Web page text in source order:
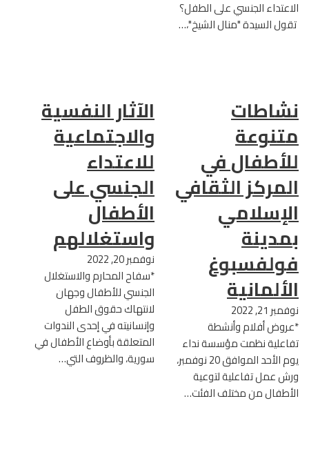
الاعتداء الجنسي على الطفل؟
تقول السيدة "منال الشيخ"،…
نشاطات
متنوعة
للأطفال في
المركز الثقافي
الإسلامي
بمدينة
فولفسبوغ
الألمانية
نوفمبر 21, 2022
*عروض أفلام وأنشطة
تفاعلية نظمت مؤسسة نداء
يوم الأحد الموافق 20 نوفمبر،
ورش عمل تفاعلية لتوعية
الأطفال من مختلف الفئت…
الآثار النفسية
والاجتماعية
للاعتداء
الجنسي على
الأطفال
واستغلالهم
نوفمبر 20, 2022
*سفاح المحارم والاستغلال
الجنسي للأطفال وجهان
لانتهاك حقوق الطفل
وإنسانيته في إحدى الندوات
المتعلقة بأوضاع الأطفال في
سورية، والظروف التي…